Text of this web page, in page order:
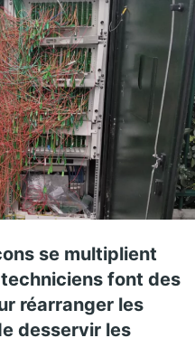
se multiplient
font des
réarranger les
desservir les